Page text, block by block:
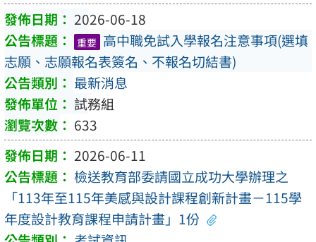
2026-06-18
重要 高中職免試入學報名注意事項(選填
志願、志願報名表簽名、不報名切結書)
最新消息
試務組
633
2026-06-11
檢送教育部委請國立成功大學辦理之
「113年至115年美感與設計課程創新計畫－115學
年度設計教育課程申請計畫」1份